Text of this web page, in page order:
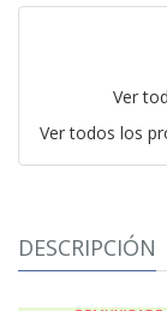
Ver
Ver todos los
DESCRIPCIÓN